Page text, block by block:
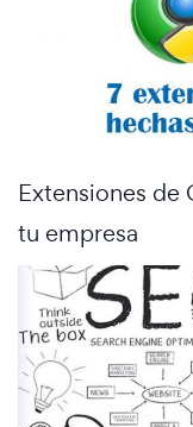
Extensiones de
tu empresa